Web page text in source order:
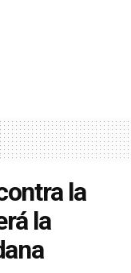
la
la